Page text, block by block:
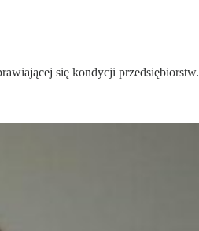
się kondycji przedsiębiorstw.